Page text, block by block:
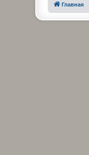
Главная